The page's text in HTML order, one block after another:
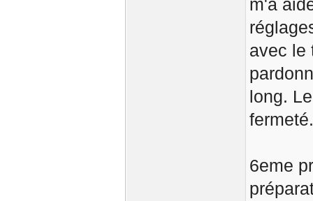
m'a
avec le
long.
fermeté.
6eme